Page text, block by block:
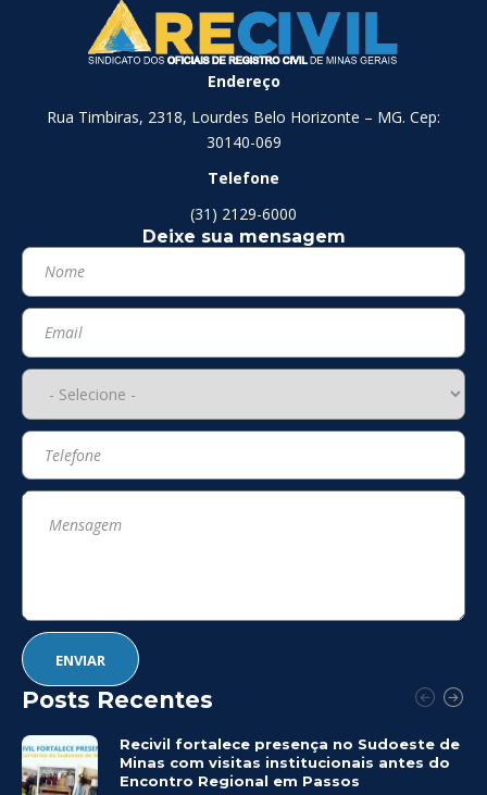
Endereço
Rua Timbiras, 2318, Lourdes Belo Horizonte – MG. Cep:
30140-069
Telefone
(31) 2129-6000
Deixe sua mensagem
Posts Recentes
Recivil fortalece presença no Sudoeste de
Minas com visitas institucionais antes do
Encontro Regional em Passos